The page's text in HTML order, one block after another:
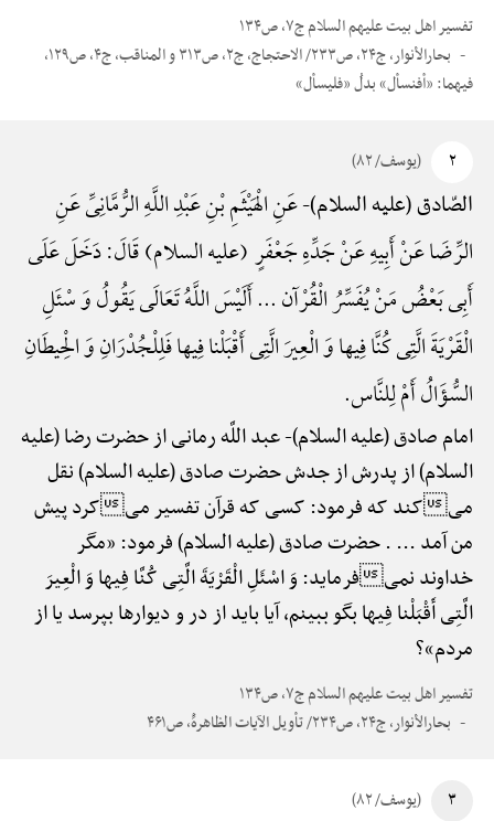
تفسیر اهل بیت علیهم السلام ج۷، ص۱۳۴
بحارالأنوار، ج۲۴، ص۲۳۳/ الاحتجاج، ج۲، ص۳۱۳ و المناقب، ج۴، ص۱۲۹،
فیهما: «أفنسأل» بدلُ «فلیسأل»
۲ (یوسف/ ۸۲)
الصّادق (علیه السلام)-عَنِ الْهَیْثَمِ بْنِ عَبْدِ اللَّهِ الرُّمَّانِیِّ عَنِ
الرِّضَا عَنْ أَبِیهِ عَنْ جَدِّهِ جَعْفَرٍ (علیه السلام) قَالَ: دَخَلَ عَلَی
أَبِی بَعْضُ مَنْ یُفَسِّرُ الْقُرْآن ... أَلَیْسَ اللَّهُ تَعَالَی یَقُولُ وَ سْئَلِ
الْقَرْیَةَ الَّتِی کُنَّا فِیها وَ الْعِیرَ الَّتِی أَقْبَلْنا فِیها فَلِلْجُدْرَانِ وَ الْحِیطَانِ
السُّؤَالُ أَمْ لِلنَّاس.
امام صادق (علیه السلام)-عبد اللَّه رمانی از حضرت رضا (علیه
السلام) از پدرش از جدش حضرت صادق (علیه السلام) نقل
میکند که فرمود: کسی که قرآن تفسیر میکرد پیش
من آمد ... . حضرت صادق (علیه السلام) فرمود: «مگر
خداوند نمیفرماید: وَ اسْئَلِ الْقَرْیَةَ الَّتِی کُنَّا فِیها وَ الْعِیرَ
الَّتِی أَقْبَلْنا فِیها بگو ببینم، آیا باید از در و دیوارها بپرسد یا از
مردم»؟
تفسیر اهل بیت علیهم السلام ج۷، ص۱۳۴
بحارالأنوار، ج۲۴، ص۲۳۴/ تأویل الآیات الظاهرهًْ، ص۴۶۱
۳ (یوسف/ ۸۲)